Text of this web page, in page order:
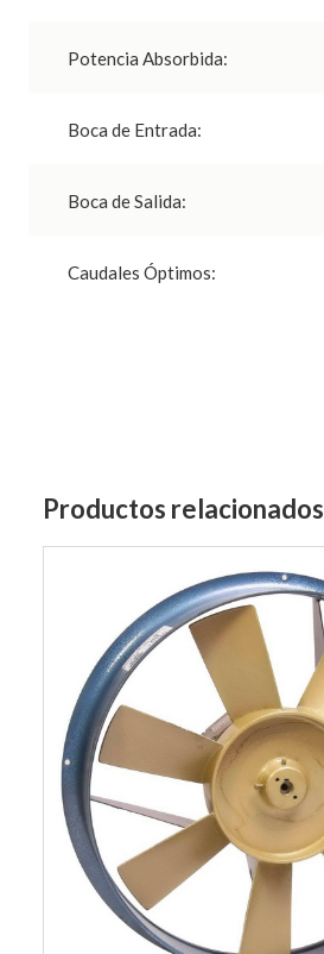
Potencia Absorbida:
Boca de Entrada:
Boca de Salida:
Caudales Óptimos:
Productos relacionados